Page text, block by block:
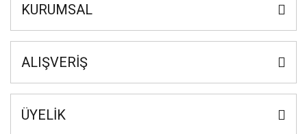
KURUMSAL
ALIŞVERİŞ
ÜYELİK